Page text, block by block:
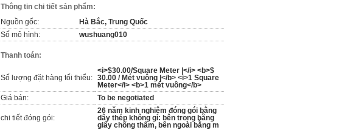
Thông tin chi tiết sản phẩm:
Nguồn gốc:
Hà Bắc, Trung Quốc
Số mô hình:
wushuang010
Thanh toán:
Số lượng đặt hàng tối thiểu:
<i>$30.00/Square Meter |</i> <b>$
30.00 / Mét vuông |</b> <i>1 Square
Meter</i> <b>1 mét vuông</b>
Giá bán:
To be negotiated
chi tiết đóng gói:
26 năm kinh nghiệm đóng gói bằng
dây thép không gỉ: bên trong bằng
giấy chống thấm, bên ngoài bằng m